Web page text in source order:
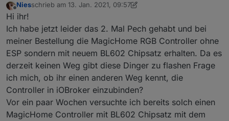
Offline
Niesschrieb am 13. Jan. 2021, 09:57
zuletzt editiert von Nies
Hi ihr!
Ich habe jetzt leider das 2. Mal Pech gehabt und bei
meiner Bestellung die MagicHome RGB Controller ohne
ESP sondern mit neuem BL602 Chipsatz erhalten. Da es
derzeit keinen Weg gibt diese Dinger zu flashen Frage
ich mich, ob ihr einen anderen Weg kennt, die
Controller in iOBroker einzubinden?
Vor ein paar Wochen versuchte ich bereits solch einen
MagicHome Controller mit BL602 Chipsatz mit dem